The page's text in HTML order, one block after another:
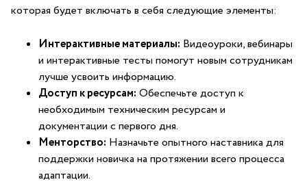
которая будет включать в себя следующие элементы:
Интерактивные материалы: Видеоуроки, вебинары
и интерактивные тесты‌ помогут новым сотрудникам
лучше усвоить информацию.
Доступ к ресурсам: Обеспечьте доступ к
необходимым техническим ресурсам и
документации с первого дня.
Менторство: Назначьте опытного наставника для
поддержки новичка на протяжении‍ всего ‌процесса
адаптации.